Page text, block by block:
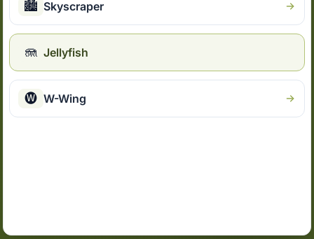
🏙 Skyscraper
🪼 Jellyfish
🅦 W-Wing